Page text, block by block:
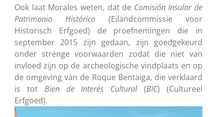
Ook laat Morales weten, dat de Comisión Insular de
Patrimonio Histórico (Eilandcommissie voor
Historisch Erfgoed) de proefnemingen die in
september 2015 zijn gedaan, zijn goedgekeurd
onder strenge voorwaarden zodat die niet van
invloed zijn op de archeologische vindplaats en op
de omgeving van de Roque Bentaiga, die verklaard
is tot Bien de Interés Cultural(BIC) (Cultureel
Erfgoed).